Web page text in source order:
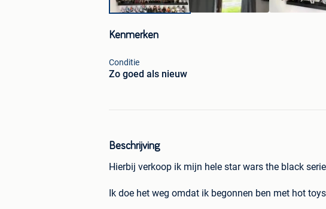
Kenmerken
Conditie
Zo goed als nieuw
Beschrijving
Hierbij verkoop ik mijn hele star wars the black
Ik doe het weg omdat ik begonnen ben met hot